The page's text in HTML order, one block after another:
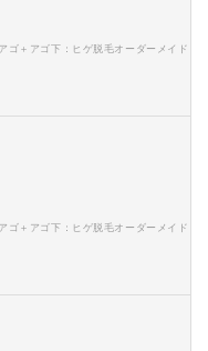
＋アゴ下：ヒゲ脱毛オーダーメイド
＋アゴ下：ヒゲ脱毛オーダーメイド